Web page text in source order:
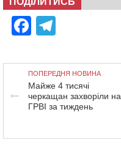
Facebook
ПОПЕРЕДНЯ НОВИНА
Майже 4 тисячі
черкащан захворіли на
ГРВІ за тиждень